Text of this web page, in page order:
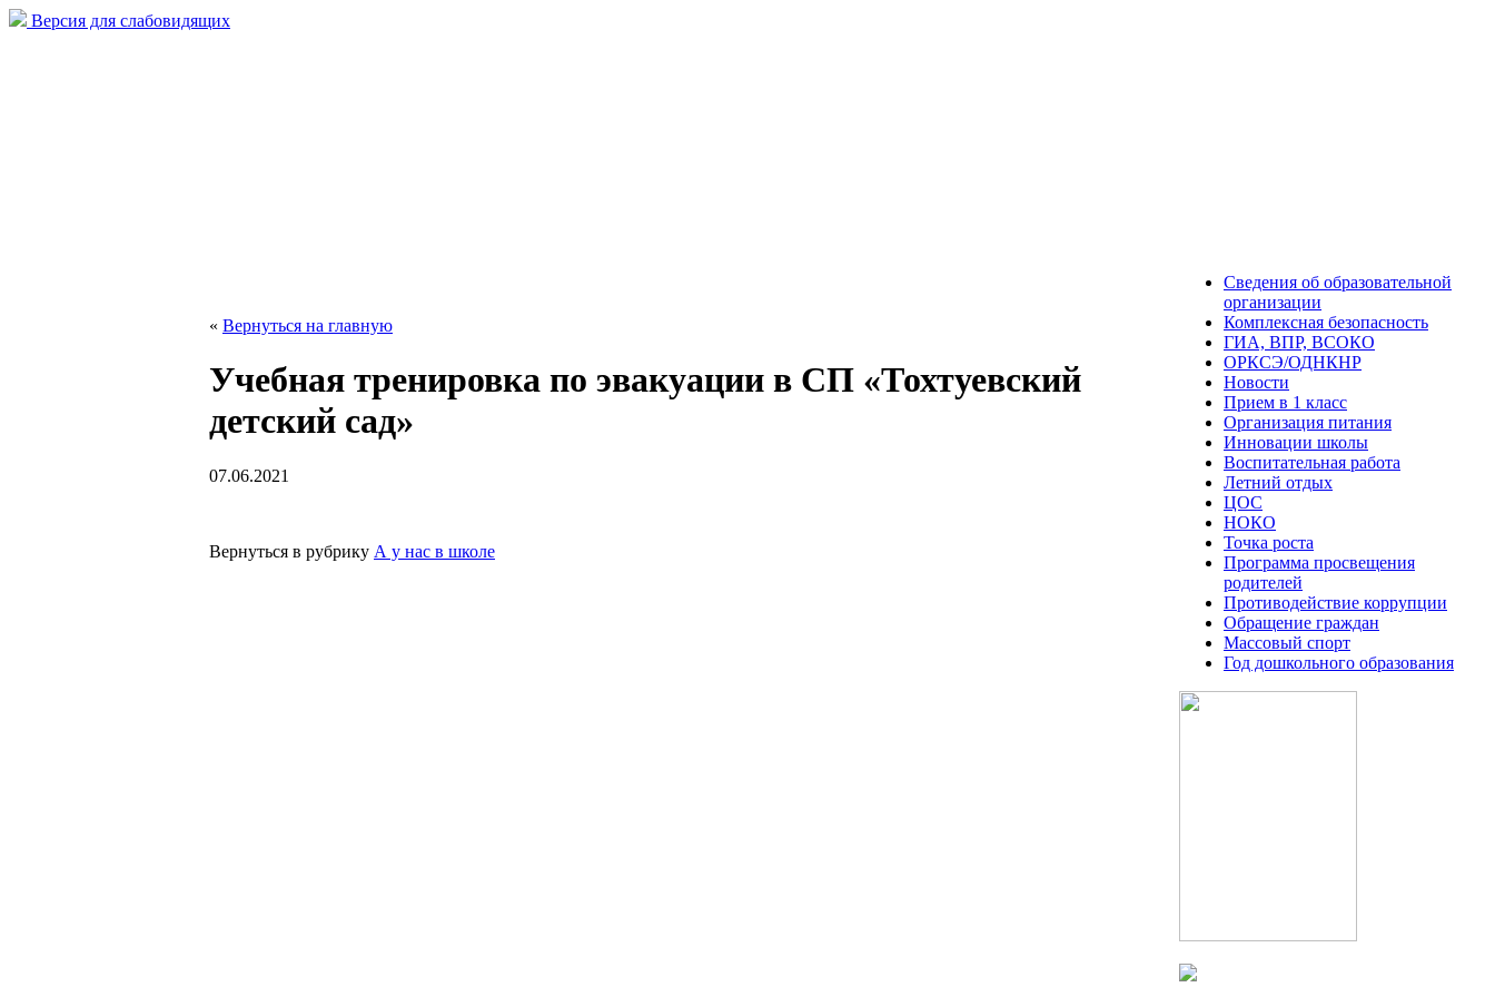
Версия для слабовидящих
« Вернуться на главную
Учебная тренировка по эвакуации в СП «Тохтуевский
детский сад»
07.06.2021
Вернуться в рубрику А у нас в школе
Сведения об образовательной
организации
Комплексная безопасность
ГИА, ВПР, ВСОКО
ОРКСЭ/ОДНКНР
Новости
Прием в 1 класс
Организация питания
Инновации школы
Воспитательная работа
Летний отдых
ЦОС
НОКО
Точка роста
Программа просвещения
родителей
Противодействие коррупции
Обращение граждан
Массовый спорт
Год дошкольного образования